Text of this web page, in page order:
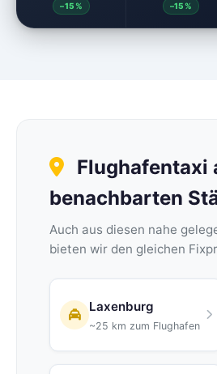
–15% –15%
Flughafentaxi
benachbarten
Auch aus diesen nahe
bieten wir den gleichen
Laxenburg
~25 km zum Flughafen